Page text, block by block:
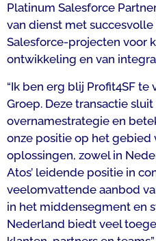
Platinum Salesforce
van dienst met
Salesforce-projecten voor
ontwikkeling en van
“Ik ben erg blij Profit4SF
Groep. Deze transactie
overnamestrategie en
onze positie op het gebied
oplossingen, zowel in
Atos’ leidende positie in
veelomvattende aanbod
in het middensegment en
Nederland biedt veel